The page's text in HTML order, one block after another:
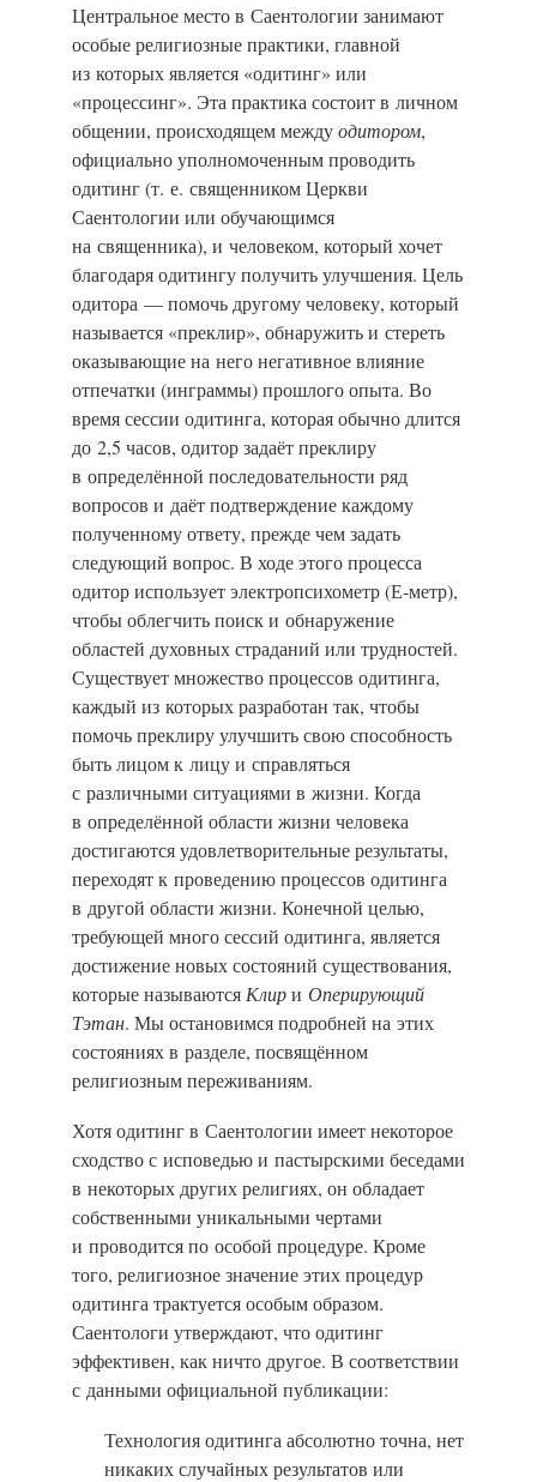
Центральное место в Саентологии занимают
особые религиозные практики, главной
из которых является «одитинг» или
«процессинг». Эта практика состоит в личном
общении, происходящем междуодитором,
официально уполномоченным проводить
одитинг (т. е. священником Церкви
Саентологии или обучающимся
на священника), и человеком, который хочет
благодаря одитингу получить улучшения. Цель
одитора — помочь другому человеку, который
называется «преклир», обнаружить и стереть
оказывающие на него негативное влияние
отпечатки (инграммы) прошлого опыта. Во
время сессии одитинга, которая обычно длится
до 2,5 часов, одитор задаёт преклиру
в определённой последовательности ряд
вопросов и даёт подтверждение каждому
полученному ответу, прежде чем задать
следующий вопрос. В ходе этого процесса
одитор использует электропсихометр (Е-метр),
чтобы облегчить поиск и обнаружение
областей духовных страданий или трудностей.
Существует множество процессов одитинга,
каждый из которых разработан так, чтобы
помочь преклиру улучшить свою способность
быть лицом к лицу и справляться
с различными ситуациями в жизни. Когда
в определённой области жизни человека
достигаются удовлетворительные результаты,
переходят к проведению процессов одитинга
в другой области жизни. Конечной целью,
требующей много сессий одитинга, является
достижение новых состояний существования,
которые называются Клири Оперирующий
Тэтан. Мы остановимся подробней на этих
состояниях в разделе, посвящённом
религиозным переживаниям.
Хотя одитинг в Саентологии имеет некоторое
сходство с исповедью и пастырскими беседами
в некоторых других религиях, он обладает
собственными уникальными чертами
и проводится по особой процедуре. Кроме
того, религиозное значение этих процедур
одитинга трактуется особым образом.
Саентологи утверждают, что одитинг
эффективен, как ничто другое. В соответствии
с данными официальной публикации:
Технология одитинга абсолютно точна, нет
никаких случайных результатов или